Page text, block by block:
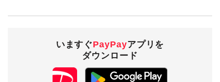
付与上限
10,000円相当／期間
いますぐPayPayアプリを
ダウンロード